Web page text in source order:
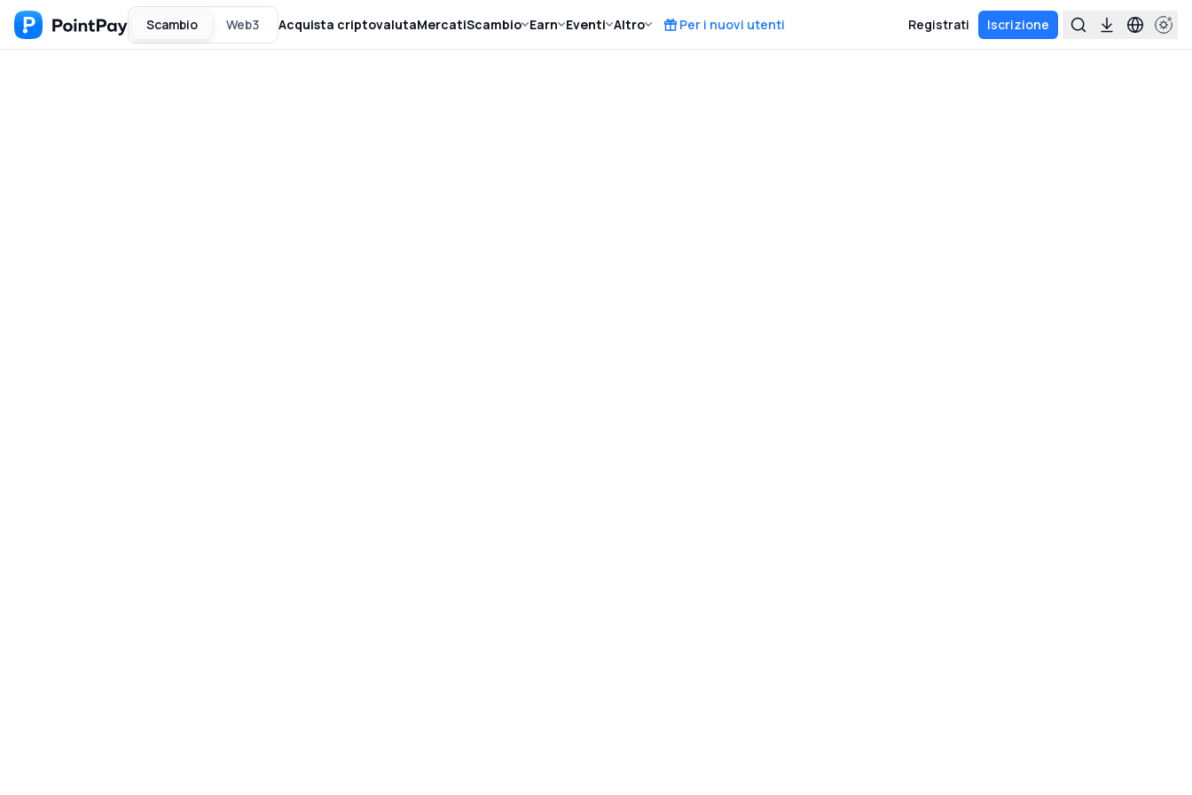
Scambio Web3 Acquista criptovalutaMercatiScambio Earn Eventi Altro Per i nuovi utenti Registrati Iscrizione